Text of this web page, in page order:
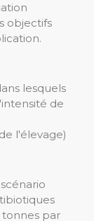
objectifs
lesquels
de
l'élevage)
tonnes par